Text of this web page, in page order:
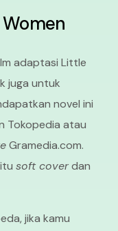
adaptasi Little
juga untuk
novel ini
Tokopedia atau
Gramedia.com.
soft coverdan
jika kamu